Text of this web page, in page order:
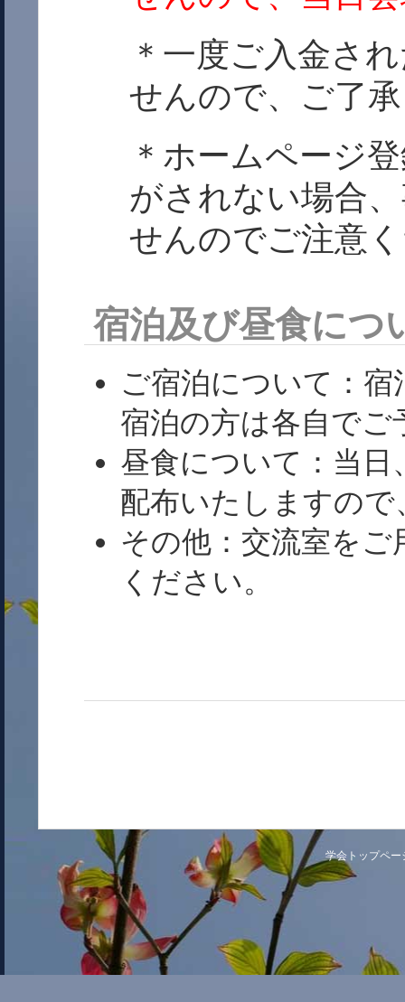
＊一度ご入金さ
せんので、ご了
＊ホームページ
がされない場合
せんのでご注意
宿泊及び昼食につ
ご宿泊について：
宿泊の方は各自で
昼食について：当日
配布いたしますの
その他：交流室を
ください。
学会トップペー